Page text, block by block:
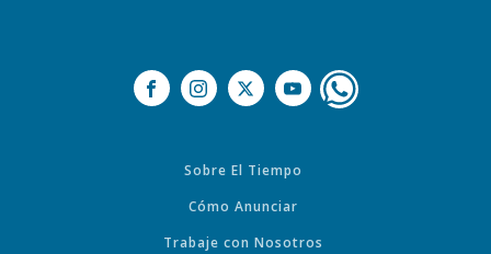
Sobre El Tiempo
Cómo Anunciar
Trabaje con Nosotros